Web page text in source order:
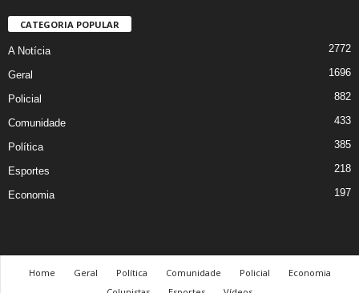
CATEGORIA POPULAR
A Notícia 2772
Geral 1696
Policial 882
Comunidade 433
Política 385
Esportes 218
Economia 197
Home Geral Política Comunidade Policial
Economia